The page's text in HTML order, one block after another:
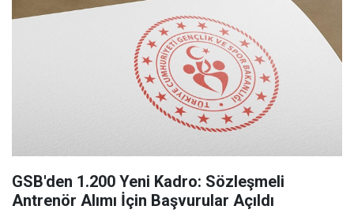
GSB'den 1.200 Yeni Kadro: Sözleşmeli
Antrenör Alımı İçin Başvurular Açıldı